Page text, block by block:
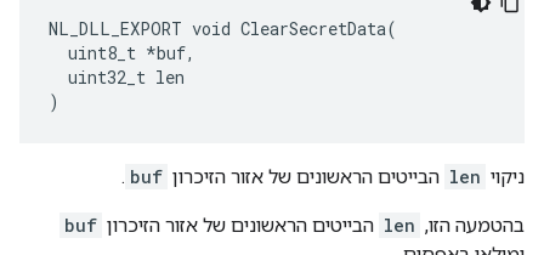
NL_DLL_EXPORT void ClearSecretData(
  uint8_t *buf,
  uint32_t len
)
ניקוי len הבייטים הראשונים של אזור הזיכרון buf
.
בהטמעה הזו, len הבייטים הראשונים של אזור הזיכרון buf